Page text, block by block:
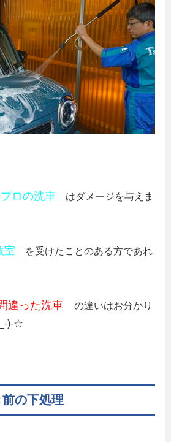
プロの洗車 はダメージを与えま
室 を受けたことのある方であれ
違った洗車 の違いはお分かり
)-☆
の下処理